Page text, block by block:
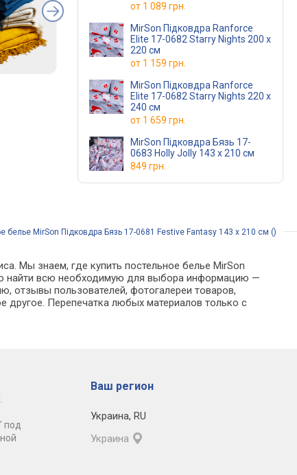
от 1 089 грн.
MirSon Підковдра Ranforce
Elite 17-0682 Starry Nights 200 x
220 см
от 1 159 грн.
MirSon Підковдра Ranforce
Elite 17-0682 Starry Nights 220 x
240 см
от 1 659 грн.
MirSon Підковдра Бязь 17-
0683 Holly Jolly 143 x 210 см
849 грн.
белье MirSon Підковдра Бязь 17-0681 Festive Fantasy 143 x 210 см ()
Мы знаем, где купить постельное белье MirSon
найти всю необходимую для выбора информацию —
отзывы пользователей, фотогалереи товаров,
другое. Перепечатка любых материалов только с
под
Ваш регион
Украина, RU
Украина